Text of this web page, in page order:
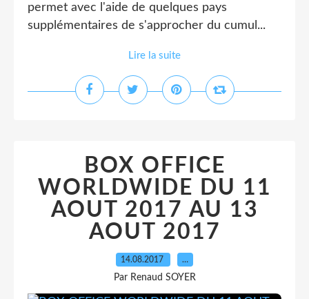
permet avec l'aide de quelques pays
supplémentaires de s'approcher du cumul...
Lire la suite
BOX OFFICE
WORLDWIDE DU 11
AOUT 2017 AU 13
AOUT 2017
14.08.2017 …
Par Renaud SOYER